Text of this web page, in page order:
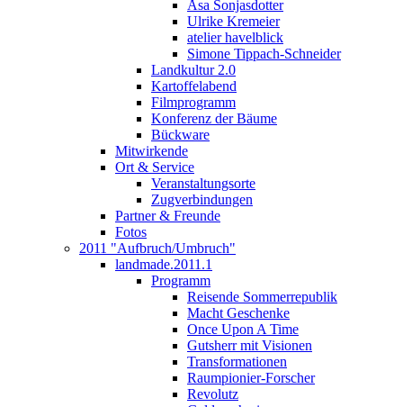
Åsa Sonjasdotter
Ulrike Kremeier
atelier havelblick
Simone Tippach-Schneider
Landkultur 2.0
Kartoffelabend
Filmprogramm
Konferenz der Bäume
Bückware
Mitwirkende
Ort & Service
Veranstaltungsorte
Zugverbindungen
Partner & Freunde
Fotos
2011 "Aufbruch/Umbruch"
landmade.2011.1
Programm
Reisende Sommerrepublik
Macht Geschenke
Once Upon A Time
Gutsherr mit Visionen
Transformationen
Raumpionier-Forscher
Revolutz